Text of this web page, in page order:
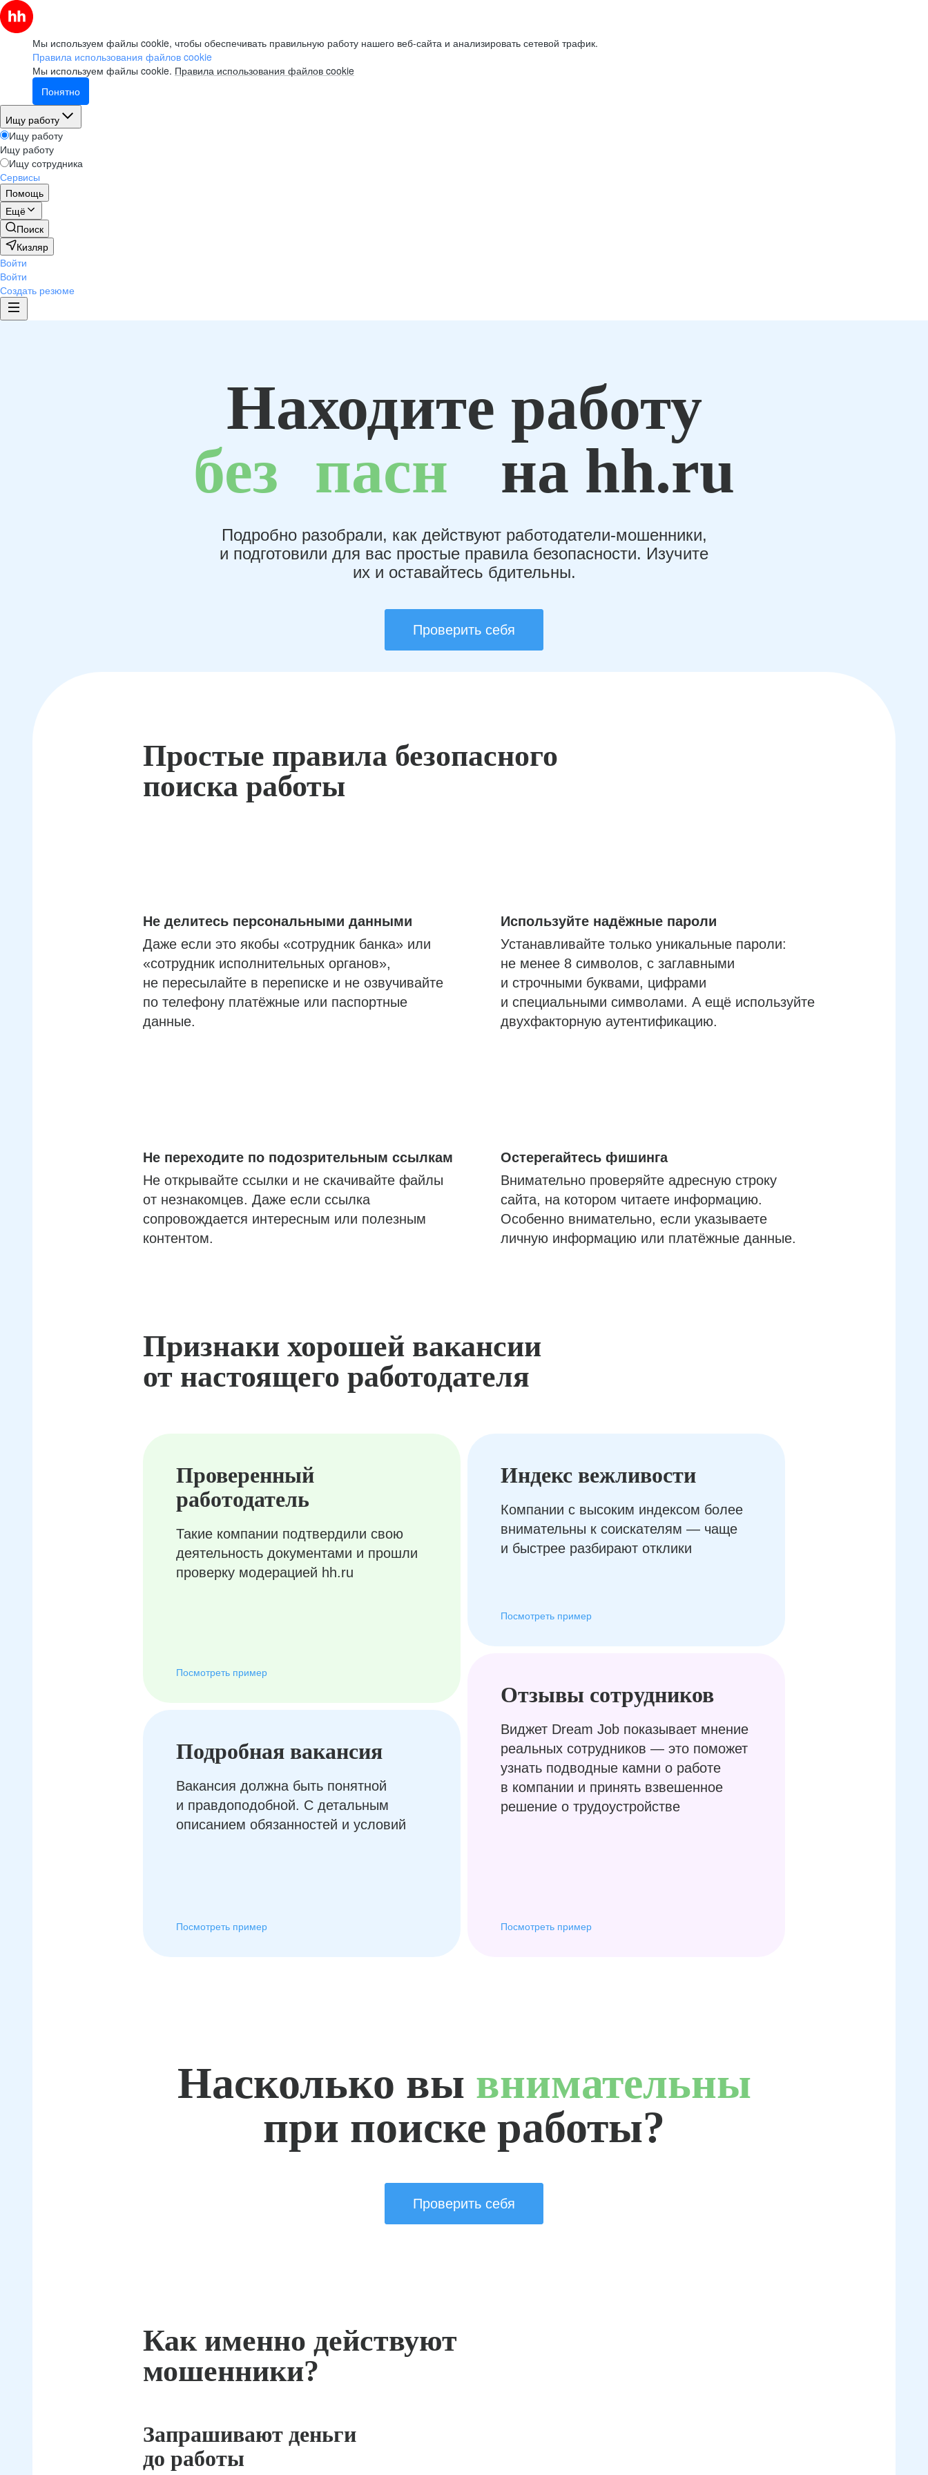
Мы используем файлы cookie, чтобы обеспечивать правильную работу нашего веб-сайта и анализировать сетевой трафик.
Правила использования файлов cookie
Мы используем файлы cookie. Правила использования файлов cookie
Понятно
Ищу работу
Ищу работу
Ищу работу
Ищу сотрудника
Сервисы
Помощь
Ещё
Поиск
Кизляр
Войти
Войти
Создать резюме
Находите работу
без пасн на hh.ru
Подробно разобрали, как действуют работодатели-мошенники,
и подготовили для вас простые правила безопасности. Изучите
их и оставайтесь бдительны.
Проверить себя
Простые правила безопасного
поиска работы
Не делитесь персональными данными
Даже если это якобы «сотрудник банка» или
«сотрудник исполнительных органов»,
не пересылайте в переписке и не озвучивайте
по телефону платёжные или паспортные
данные.
Используйте надёжные пароли
Устанавливайте только уникальные пароли:
не менее 8 символов, с заглавными
и строчными буквами, цифрами
и специальными символами. А ещё используйте
двухфакторную аутентификацию.
Не переходите по подозрительным ссылкам
Не открывайте ссылки и не скачивайте файлы
от незнакомцев. Даже если ссылка
сопровождается интересным или полезным
контентом.
Остерегайтесь фишинга
Внимательно проверяйте адресную строку
сайта, на котором читаете информацию.
Особенно внимательно, если указываете
личную информацию или платёжные данные.
Признаки хорошей вакансии
от настоящего работодателя
Проверенный
работодатель
Такие компании подтвердили свою
деятельность документами и прошли
проверку модерацией hh.ru
Посмотреть пример
Подробная вакансия
Вакансия должна быть понятной
и правдоподобной. С детальным
описанием обязанностей и условий
Посмотреть пример
Отзывы сотрудников
Виджет Dream Job показывает мнение
реальных сотрудников — это поможет
узнать подводные камни о работе
в компании и принять взвешенное
решение о трудоустройстве
Посмотреть пример
Индекс вежливости
Компании с высоким индексом более
внимательны к соискателям — чаще
и быстрее разбирают отклики
Посмотреть пример
Насколько вы внимательны
при поиске работы?
Проверить себя
Как именно действуют
мошенники?
Запрашивают деньги
до работы